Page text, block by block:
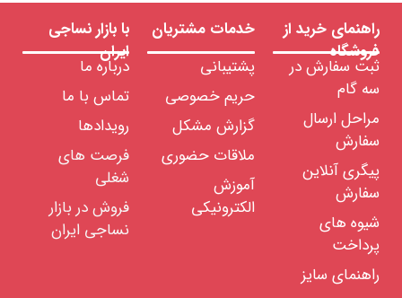
راهنمای خرید از
فروشگاه
ثبت سفارش در
سه گام
مراحل ارسال
سفارش
پیگری آنلاین
سفارش
شیوه های
پرداخت
راهنمای سایز
خدمات مشتریان
پشتیبانی
حریم خصوصی
گزارش مشکل
ملاقات حضوری
آموزش
الکترونیکی
با بازار نساجی
ایران
درباره ما
تماس با ما
رویدادها
فرصت های
شغلی
فروش در بازار
نساجی ایران